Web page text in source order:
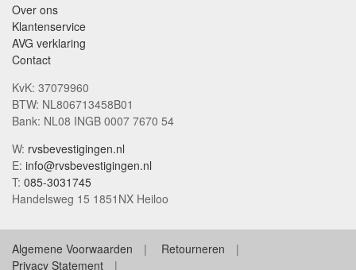
Over ons
Klantenservice
AVG verklaring
Contact
KvK: 37079960
BTW: NL806713458B01
Bank: NL08 INGB 0007 7670 54
W: rvsbevestigingen.nl
E: info@rvsbevestigingen.nl
T: 085-3031745
Handelsweg 15 1851NX Heiloo
Algemene Voorwaarden
Retourneren
Privacy Statement